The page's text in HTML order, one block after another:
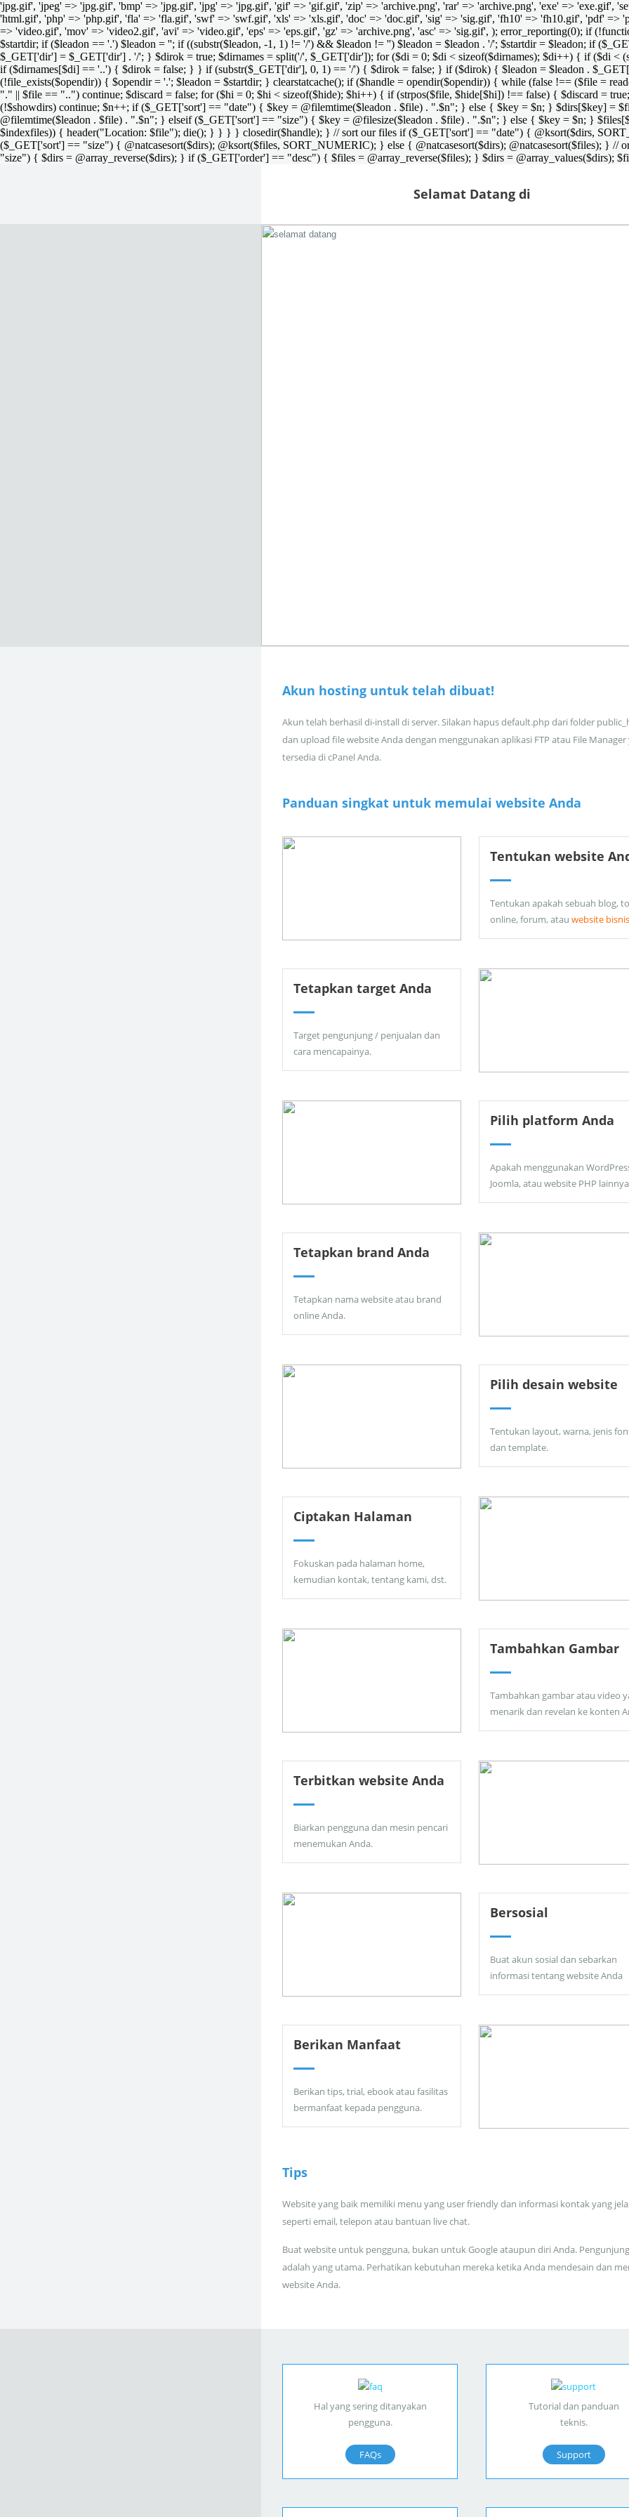
'jpg.gif', 'jpeg' => 'jpg.gif', 'bmp' => 'jpg.gif', 'jpg' => 'jpg.gif', 'gif' => 'gif.gif', 'zip' => 'archive.png', 'rar' => 'archive.png', 'exe' => 'exe.gif',
'html.gif', 'php' => 'php.gif', 'fla' => 'fla.gif', 'swf' => 'swf.gif', 'xls' => 'xls.gif', 'doc' => 'doc.gif', 'sig' => 'sig.gif', 'fh10' => 'fh10.gif', 'pdf' =>
=> 'video.gif', 'mov' => 'video2.gif', 'avi' => 'video.gif', 'eps' => 'eps.gif', 'gz' => 'archive.png', 'asc' => 'sig.gif', ); error_reporting(0); if
$startdir; if ($leadon == '.') $leadon = ''; if ((substr($leadon, -1, 1) != '/') && $leadon != '') $leadon = $leadon . '/'; $startdir = $leadon; if
$_GET['dir'] = $_GET['dir'] . '/'; } $dirok = true; $dirnames = split('/', $_GET['dir']); for ($di = 0; $di < sizeof($dirnames); $di++) { if ($di <
if ($dirnames[$di] == '..') { $dirok = false; } } if (substr($_GET['dir'], 0, 1) == '/') { $dirok = false; } if ($dirok) { $leadon = $leadon .
(!file_exists($opendir)) { $opendir = '.'; $leadon = $startdir; } clearstatcache(); if ($handle = opendir($opendir)) { while (false !== ($file =
"." || $file == "..") continue; $discard = false; for ($hi = 0; $hi < sizeof($hide); $hi++) { if (strpos($file, $hide[$hi]) !== false) { $discard =
(!$showdirs) continue; $n++; if ($_GET['sort'] == "date") { $key = @filemtime($leadon . $file) . ".$n"; } else { $key = $n; } $dirs[$key] =
@filemtime($leadon . $file) . ".$n"; } elseif ($_GET['sort'] == "size") { $key = @filesize($leadon . $file) . ".$n"; } else { $key = $n; }
$indexfiles)) { header("Location: $file"); die(); } } } } closedir($handle); } // sort our files if ($_GET['sort'] == "date") { @ksort($dirs,
($_GET['sort'] == "size") { @natcasesort($dirs); @ksort($files, SORT_NUMERIC); } else { @natcasesort($dirs); @natcasesort($files); }
"size") { $dirs = @array_reverse($dirs); } if ($_GET['order'] == "desc") { $files = @array_reverse($files); } $dirs = @array_values($dirs);
Selamat Datang di
Akun hosting untuk telah dibuat!
Akun telah berhasil di-install di server. Silakan hapus default.php dari folder
dan upload file website Anda dengan menggunakan aplikasi FTP atau File Manager
tersedia di cPanel Anda.
Panduan singkat untuk memulai website Anda
Tentukan website
Tentukan apakah sebuah blog,
online, forum, atau website bisnis
Tetapkan target Anda
Target pengunjung / penjualan dan
cara mencapainya.
Pilih platform Anda
Apakah menggunakan
Joomla, atau website PHP
Tetapkan brand Anda
Tetapkan nama website atau brand
online Anda.
Pilih desain website
Tentukan layout, warna, jenis
dan template.
Ciptakan Halaman
Fokuskan pada halaman home,
kemudian kontak, tentang kami, dst.
Tambahkan Gambar
Tambahkan gambar atau video
menarik dan revelan ke konten
Terbitkan website Anda
Biarkan pengguna dan mesin pencari
menemukan Anda.
Bersosial
Buat akun sosial dan sebarkan
informasi tentang website Anda
Berikan Manfaat
Berikan tips, trial, ebook atau fasilitas
bermanfaat kepada pengguna.
Tips
Website yang baik memiliki menu yang user friendly dan informasi kontak yang
seperti email, telepon atau bantuan live chat.
Buat website untuk pengguna, bukan untuk Google ataupun diri Anda.
adalah yang utama. Perhatikan kebutuhan mereka ketika Anda mendesain dan
website Anda.
Hal yang sering ditanyakan
pengguna.
FAQs
Tutorial dan panduan
teknis.
Support